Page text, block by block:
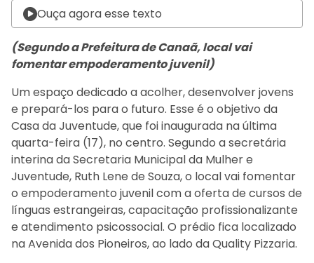
Ouça agora esse texto
(Segundo a Prefeitura de Canaã, local vai
fomentar empoderamento juvenil)
Um espaço dedicado a acolher, desenvolver jovens
e prepará-los para o futuro. Esse é o objetivo da
Casa da Juventude, que foi inaugurada na última
quarta-feira (17), no centro. Segundo a secretária
interina da Secretaria Municipal da Mulher e
Juventude, Ruth Lene de Souza, o local vai fomentar
o empoderamento juvenil com a oferta de cursos de
línguas estrangeiras, capacitação profissionalizante
e atendimento psicossocial. O prédio fica localizado
na Avenida dos Pioneiros, ao lado da Quality Pizzaria.